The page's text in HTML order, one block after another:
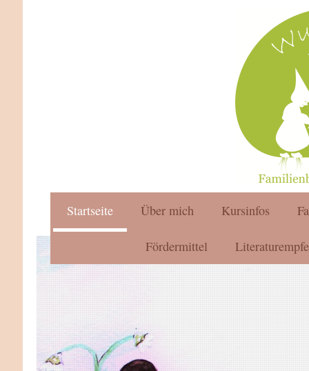
Startseite Über mich Kursinfos
Fördermittel